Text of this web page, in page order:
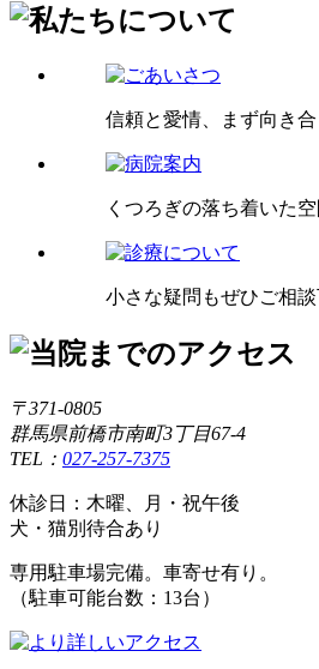
信頼と愛情、まず向き
くつろぎの落ち着いた
小さな疑問もぜひご相
〒371-0805
群馬県前橋市南町3丁目67-4
TEL： 027-257-7375
休診日：木曜、月・祝午後
犬・猫別待合あり
専用駐車場完備。車寄せ有り。
（駐車可能台数：13台）